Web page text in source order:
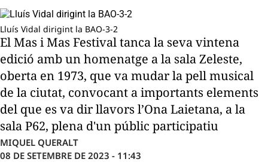
Lluís Vidal dirigint la BAO-3-2
El Mas i Mas Festival tanca la seva vintena
edició amb un homenatge a la sala Zeleste,
oberta en 1973, que va mudar la pell musical
de la ciutat, convocant a importants elements
del que es va dir llavors l’Ona Laietana, a la
sala P62, plena d'un públic participatiu
MIQUEL QUERALT
08 DE SETEMBRE DE 2023 - 11:43